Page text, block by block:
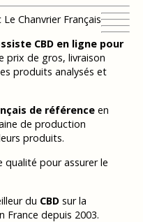
Chanvrier Français
CBD en ligne pour
prix de gros, livraison
produits analysés et
de référenceen
de production
produits.
qualité pour assurer le
du CBDsur la
France depuis 2003.